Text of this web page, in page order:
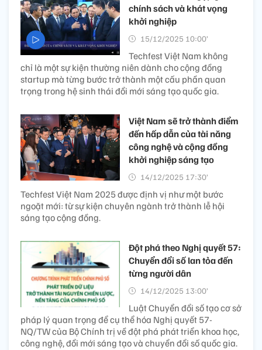
chính sách và khát vọng
khởi nghiệp
15/12/2025 10:00’
Techfest Việt Nam không
chỉ là một sự kiện thường niên dành cho cộng đồng
startup mà từng bước trở thành một cấu phần quan
trọng trong hệ sinh thái đổi mới sáng tạo quốc gia.
Việt Nam sẽ trở thành điểm
đến hấp dẫn của tài năng
công nghệ và cộng đồng
khởi nghiệp sáng tạo
14/12/2025 17:30’
Techfest Việt Nam 2025 được định vị như một bước
ngoặt mới: từ sự kiện chuyên ngành trở thành lễ hội
sáng tạo cộng đồng.
Đột phá theo Nghị quyết 57:
Chuyển đổi số lan tỏa đến
từng người dân
14/12/2025 13:00’
Luật Chuyển đổi số tạo cơ sở
pháp lý quan trọng để cụ thể hóa Nghị quyết 57-
NQ/TW của Bộ Chính trị về đột phá phát triển khoa học,
công nghệ, đổi mới sáng tạo và chuyển đổi số quốc gia.